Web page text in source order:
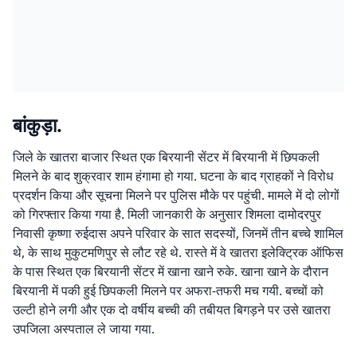
बांकुड़ा.
जिले के खातरा बाजार स्थित एक बिरयानी सेंटर में बिरयानी में छिपकली
मिलने के बाद शुक्रवार शाम हंगामा हो गया. घटना के बाद ग्राहकों ने विरोध
प्रदर्शन किया और सूचना मिलने पर पुलिस मौके पर पहुंची. मामले में दो लोगों
को गिरफ्तार किया गया है. मिली जानकारी के अनुसार शिमला दामोदरपुर
निवासी कृष्णा रुईदास अपने परिवार के सात सदस्यों, जिनमें तीन बच्चे शामिल
थे, के साथ मुकुटमणिपुर से लौट रहे थे. रास्ते में वे खातरा इलेक्ट्रिक ऑफिस
के पास स्थित एक बिरयानी सेंटर में खाना खाने रुके. खाना खाने के दौरान
बिरयानी में पकी हुई छिपकली मिलने पर अफरा-तफरी मच गयी. बच्चों को
उल्टी होने लगी और एक दो वर्षीय बच्ची की तबीयत बिगड़ने पर उसे खातरा
उपजिला अस्पताल ले जाया गया.